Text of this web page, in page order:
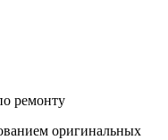
ремонту
оригинальных